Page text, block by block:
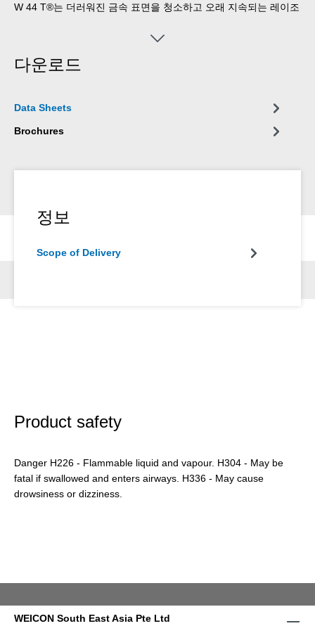
W 44 T®는 더러워진 금속 표면을 청소하고 오래 지속되는 레이조
습니다. 모든 유형의 공구, 기계, 전기 및 기계 정밀 장치를 보호하
다운로드
Data Sheets
Brochures
정보
Scope of Delivery
Product safety
Danger H226 - Flammable liquid and vapour. H304 - May be
fatal if swallowed and enters airways. H336 - May cause
drowsiness or dizziness.
WEICON South East Asia Pte Ltd